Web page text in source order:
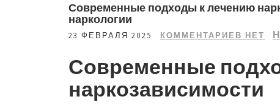
Современные подходы к лечению
наркологии
23 ФЕВРАЛЯ 2025 КОММЕНТАРИЕВ НЕТ
Современные
наркозависимости